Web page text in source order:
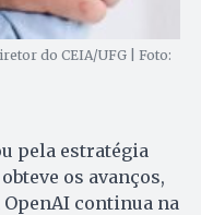
do CEIA/UFG | Foto:
pela estratégia
os avanços,
continua na